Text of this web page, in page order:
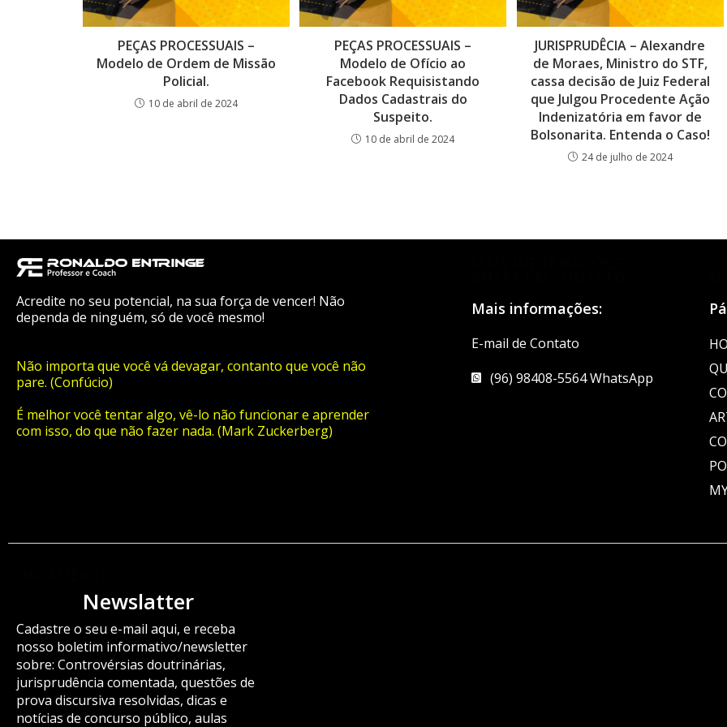
PEÇAS PROCESSUAIS –
Modelo de Ordem de Missão
Policial.
10 de abril de 2024
PEÇAS PROCESSUAIS –
Modelo de Ofício ao
Facebook Requisistando
Dados Cadastrais do
Suspeito.
10 de abril de 2024
JURISPRUDÊCIA – Alexandre
de Moraes, Ministro do STF,
cassa decisão de Juiz Federal
que Julgou Procedente Ação
Indenizatória em favor de
Bolsonarita. Entenda o Caso!
24 de julho de 2024
Acredite no seu potencial, na sua força de vencer! Não
dependa de ninguém, só de você mesmo!
Não importa que você vá devagar, contanto que você não
pare. (Confúcio)
É melhor você tentar algo, vê-lo não funcionar e aprender
com isso, do que não fazer nada. (Mark Zuckerberg)
Mais informações:
E-mail de Contato
(96) 98408-5564 WhatsApp
Newslatter
Cadastre o seu e-mail aqui, e receba
nosso boletim informativo/newsletter
sobre: Controvérsias doutrinárias,
jurisprudência comentada, questões de
prova discursiva resolvidas, dicas e
notícias de concurso público, aulas